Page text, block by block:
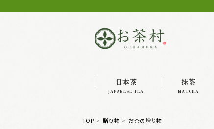
日本茶
JAPANESE TEA
抹茶
MATCHA
TOP 贈り物 お茶の贈り物